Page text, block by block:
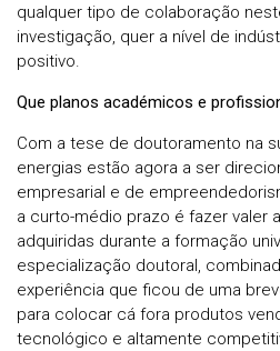
qualquer tipo de colaboração
investigação, quer a nível de
positivo.
Que planos académicos e
Com a tese de doutoramento na
energias estão agora a ser
empresarial e de
a curto-médio prazo é fazer valer
adquiridas durante a formação
especialização doutoral,
experiência que ficou de uma
para colocar cá fora produtos
tecnológico e altamente